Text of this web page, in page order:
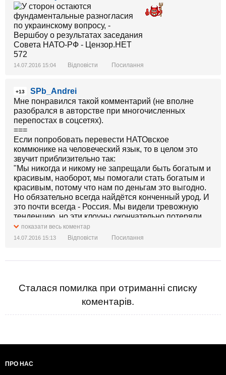
14.07.2016 15:04 Відповісти Посилання
+13
SPb_Andrei
Мне понравился такой комментарий (не вполне
разобрался в авторстве при многочисленных
перепостах в соцсетях).
===
Если попробовать перевести НАТОвское
коммюнике на человеческий язык, то в целом это
звучит приблизительно так:
"Мы никогда и никому не запрещали быть богатым и
красивым, наоборот, мы помогали стать богатым и
красивым, потому что нам по деньгам это выгодно.
Но обязательно всегда найдётся конченный урод. И
это почти всегда - Россия. Мы видели тревожную
тенденцию, но эти клоуны окончательно потеряли
берега.
Нам надоело. Они больше не будут ни богатыми, ни
показати весь коментар
14.07.2016 15:13 Відповісти Посилання
Сталася помилка при отриманні списку
коментарів.
ПРО НАС